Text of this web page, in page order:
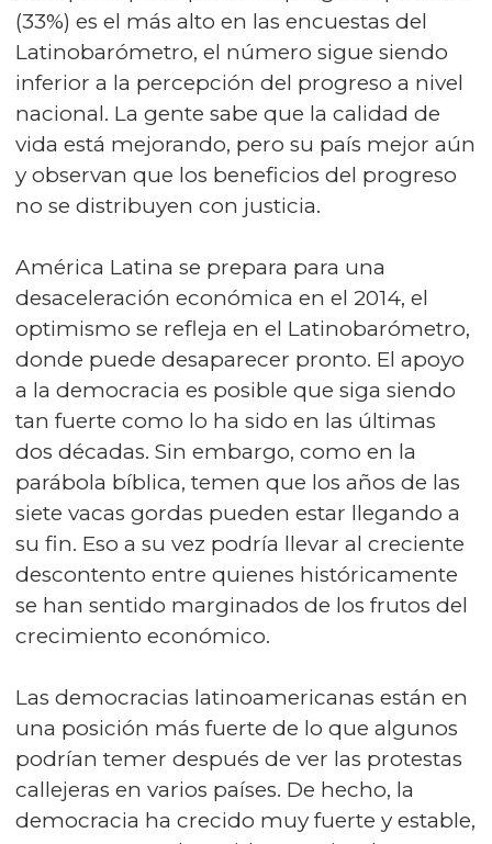
(33%) es el más alto en las encuestas del
Latinobarómetro, el número sigue siendo
inferior a la percepción del progreso a nivel
nacional. La gente sabe que la calidad de
vida está mejorando, pero su país mejor aún
y observan que los beneficios del progreso
no se distribuyen con justicia.
América Latina se prepara para una
desaceleración económica en el 2014, el
optimismo se refleja en el Latinobarómetro,
donde puede desaparecer pronto. El apoyo
a la democracia es posible que siga siendo
tan fuerte como lo ha sido en las últimas
dos décadas. Sin embargo, como en la
parábola bíblica, temen que los años de las
siete vacas gordas pueden estar llegando a
su fin. Eso a su vez podría llevar al creciente
descontento entre quienes históricamente
se han sentido marginados de los frutos del
crecimiento económico.
Las democracias latinoamericanas están en
una posición más fuerte de lo que algunos
podrían temer después de ver las protestas
callejeras en varios países. De hecho, la
democracia ha crecido muy fuerte y estable,